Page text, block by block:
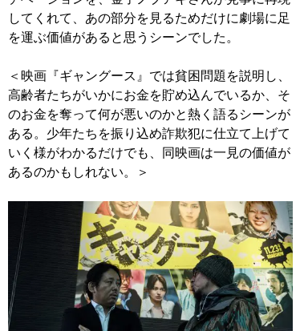
してくれて、あの部分を見るためだけに劇場に足
を運ぶ価値があると思うシーンでした。
＜映画『ギャングース』では貧困問題を説明し、
高齢者たちがいかにお金を貯め込んでいるか、そ
のお金を奪って何が悪いのかと熱く語るシーンが
ある。少年たちを振り込め詐欺犯に仕立て上げて
いく様がわかるだけでも、同映画は一見の価値が
あるのかもしれない。＞